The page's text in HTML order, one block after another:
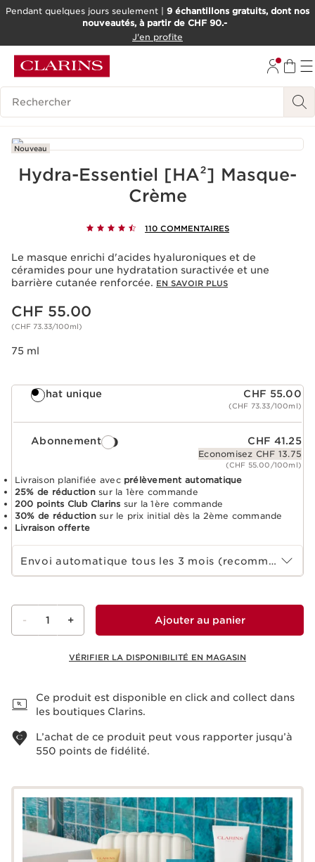
ALLER AU CONTENU
OUTIL D'ACCESSIBILITÉ
Pendant quelques jours seulement | 9 échantillons gratuits, dont nos
nouveautés, à partir de CHF 90.-
J'en profite
Historique des recherches
Nouveau
Hydra-Essentiel [HA²] Masque-
Crème
110 COMMENTAIRES
Le masque enrichi d'acides hyaluroniques et de
céramides pour une hydratation suractivée et une
barrière cutanée renforcée. EN SAVOIR PLUS
Nouveau prix CHF 55.00
CHF 55.00
(CHF 73.33/100ml)
75 ml
Achat unique CHF 55.00
(CHF 73.33/100ml)
Abonnement CHF 41.25
Economisez CHF 13.75
(CHF 55.00/100ml)
Livraison planifiée avec prélèvement automatique
25% de réductionsur la 1ère commande
200 points Club Clarins sur la 1ère commande
30% de réductionsur le prix initial dès la 2ème commande
Livraison offerte
Sélectionnez la durée de l'abonnement
Envoi automatique tous les 3 mois (recommandé)
- 1 + Ajouter au panier
VÉRIFIER LA DISPONIBILITÉ EN MAGASIN
Ce produit est disponible en click and collect dans
les boutiques Clarins.
L’achat de ce produit peut vous rapporter jusqu’à
550 points de fidélité.